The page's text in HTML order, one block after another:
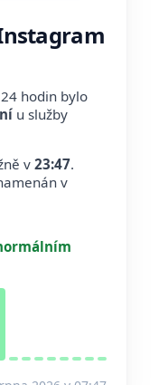
hodin bylo
u služby
v 23:47.
v